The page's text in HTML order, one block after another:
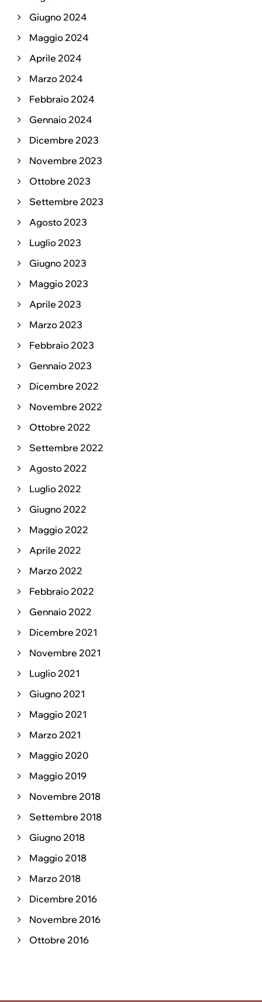
Giugno 2024
Maggio 2024
Aprile 2024
Marzo 2024
Febbraio 2024
Gennaio 2024
Dicembre 2023
Novembre 2023
Ottobre 2023
Settembre 2023
Agosto 2023
Luglio 2023
Giugno 2023
Maggio 2023
Aprile 2023
Marzo 2023
Febbraio 2023
Gennaio 2023
Dicembre 2022
Novembre 2022
Ottobre 2022
Settembre 2022
Agosto 2022
Luglio 2022
Giugno 2022
Maggio 2022
Aprile 2022
Marzo 2022
Febbraio 2022
Gennaio 2022
Dicembre 2021
Novembre 2021
Luglio 2021
Giugno 2021
Maggio 2021
Marzo 2021
Maggio 2020
Maggio 2019
Novembre 2018
Settembre 2018
Giugno 2018
Maggio 2018
Marzo 2018
Dicembre 2016
Novembre 2016
Ottobre 2016